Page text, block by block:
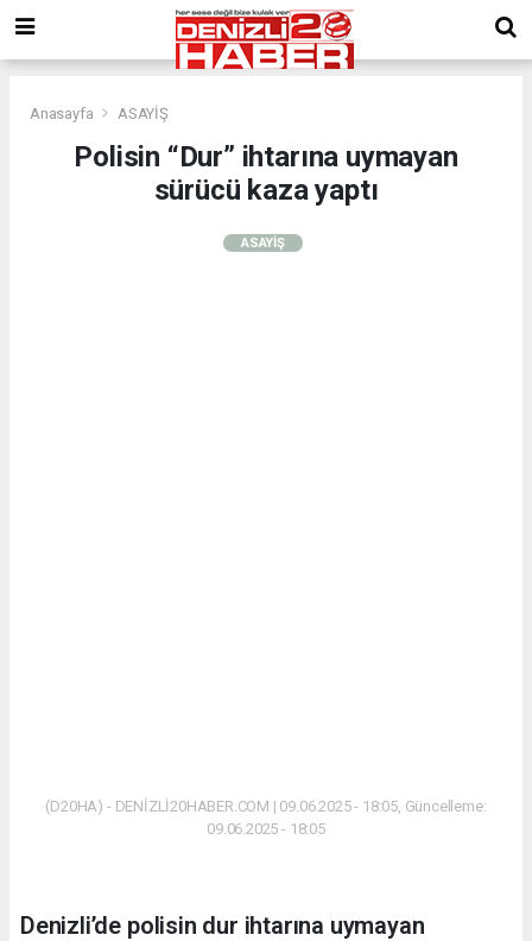
Anasayfa ASAYİŞ
Polisin “Dur” ihtarına uymayan
sürücü kaza yaptı
ASAYİŞ
(D20HA) - DENİZLİ20HABER.COM | 09.06.2025 - 18:05, Güncelleme:
09.06.2025 - 18:05
Denizli’de polisin dur ihtarına uymayan